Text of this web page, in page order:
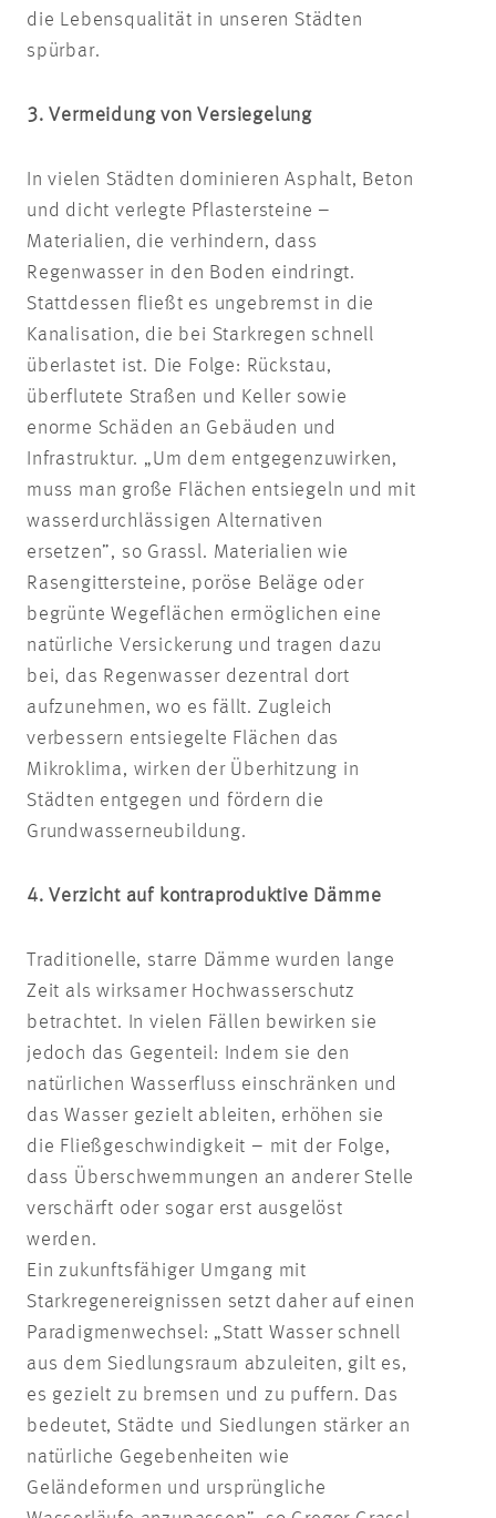
die Lebensqualität in unseren Städten
spürbar.
3. Vermeidung von Versiegelung
In vielen Städten dominieren Asphalt, Beton
und dicht verlegte Pflastersteine –
Materialien, die verhindern, dass
Regenwasser in den Boden eindringt.
Stattdessen fließt es ungebremst in die
Kanalisation, die bei Starkregen schnell
überlastet ist. Die Folge: Rückstau,
überflutete Straßen und Keller sowie
enorme Schäden an Gebäuden und
Infrastruktur. „Um dem entgegenzuwirken,
muss man große Flächen entsiegeln und mit
wasserdurchlässigen Alternativen
ersetzen”, so Grassl. Materialien wie
Rasengittersteine, poröse Beläge oder
begrünte Wegeflächen ermöglichen eine
natürliche Versickerung und tragen dazu
bei, das Regenwasser dezentral dort
aufzunehmen, wo es fällt. Zugleich
verbessern entsiegelte Flächen das
Mikroklima, wirken der Überhitzung in
Städten entgegen und fördern die
Grundwasserneubildung.
4. Verzicht auf kontraproduktive Dämme
Traditionelle, starre Dämme wurden lange
Zeit als wirksamer Hochwasserschutz
betrachtet. In vielen Fällen bewirken sie
jedoch das Gegenteil: Indem sie den
natürlichen Wasserfluss einschränken und
das Wasser gezielt ableiten, erhöhen sie
die Fließgeschwindigkeit – mit der Folge,
dass Überschwemmungen an anderer Stelle
verschärft oder sogar erst ausgelöst
werden.
Ein zukunftsfähiger Umgang mit
Starkregenereignissen setzt daher auf einen
Paradigmenwechsel: „Statt Wasser schnell
aus dem Siedlungsraum abzuleiten, gilt es,
es gezielt zu bremsen und zu puffern. Das
bedeutet, Städte und Siedlungen stärker an
natürliche Gegebenheiten wie
Geländeformen und ursprüngliche